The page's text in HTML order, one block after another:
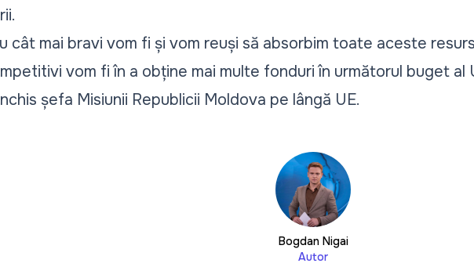
cât mai bravi vom fi și vom reuși să absorbim toate aceste
vom fi în a obține mai multe fonduri în următorul buget al
șefa Misiunii Republicii Moldova pe lângă UE.
Bogdan Nigai
Autor